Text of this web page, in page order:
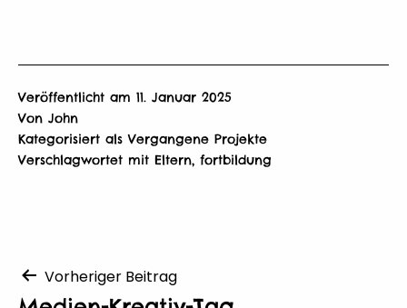
Veröffentlicht am 11. Januar 2025
Von John
Kategorisiert alsVergangene Projekte
Verschlagwortet mit Eltern, fortbildung
Beitragsnavigation
Vorheriger Beitrag